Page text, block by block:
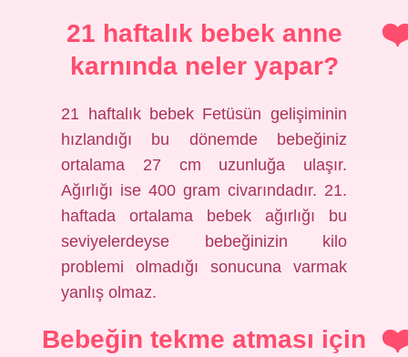
21 haftalık bebek anne
karnında neler yapar?
21 haftalık bebek Fetüsün gelişiminin
hızlandığı bu dönemde bebeğiniz
ortalama 27 cm uzunluğa ulaşır.
Ağırlığı ise 400 gram civarındadır. 21.
haftada ortalama bebek ağırlığı bu
seviyelerdeyse bebeğinizin kilo
problemi olmadığı sonucuna varmak
yanlış olmaz.
Bebeğin tekme atması için